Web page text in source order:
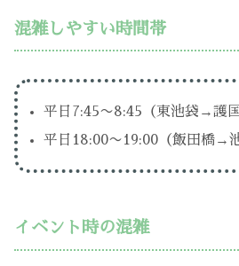
混雑しやすい時間帯
平日7:45〜8:45（東池袋→護国
平日18:00〜19:00（飯田橋→
イベント時の混雑